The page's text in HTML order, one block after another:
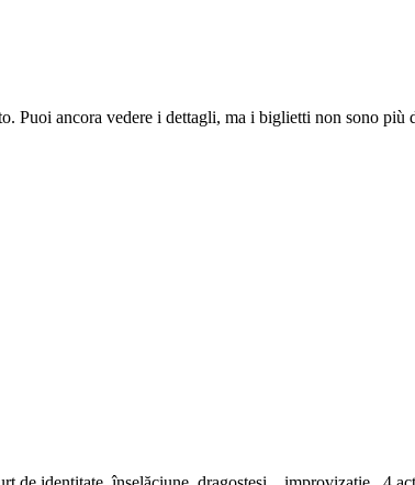
Puoi ancora vedere i dettagli, ma i biglietti non sono più